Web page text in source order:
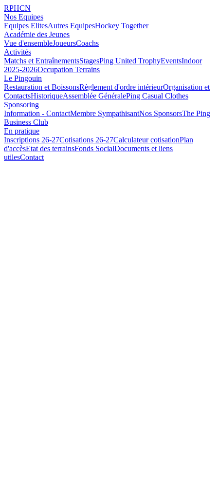
RPHCN
Nos Equipes
Equipes ElitesAutres EquipesHockey Together
Académie des Jeunes
Vue d'ensembleJoueursCoachs
Activités
Matchs et EntraînementsStagesPing United TrophyEventsIndoor
2025-2026Occupation Terrains
Le Pingouin
Restauration et BoissonsRèglement d'ordre intérieurOrganisation et
ContactsHistoriqueAssemblée GénéralePing Casual Clothes
Sponsoring
Information - ContactMembre SympathisantNos SponsorsThe Ping
Business Club
En pratique
Inscriptions 26-27Cotisations 26-27Calculateur cotisationPlan
d'accèsEtat des terrainsFonds SocialDocuments et liens
utilesContact